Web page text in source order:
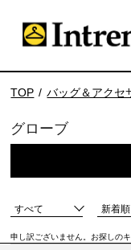
TOP バッグ＆アクセ
グローブ
すべて 新着順
申し訳ございません。お探しの